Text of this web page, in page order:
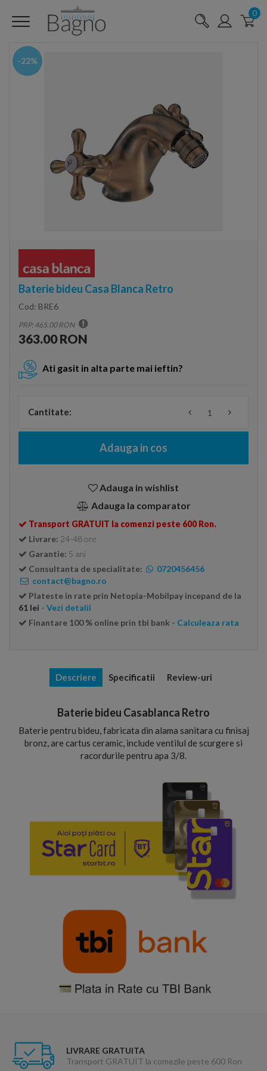
0
-22%
Baterie bideu Casa Blanca Retro
Cod: BRE6
PRP: 465.00 RON
363.00 RON
Ati gasit in alta parte mai ieftin?
Cantitate:
Adauga in cos
Adauga in wishlist
Adauga la comparator
Transport GRATUIT la comenzi peste 600 Ron.
Livrare: 24-48 ore
Garantie: 5 ani
Consultanta de specialitate:
0720456456
contact@bagno.ro
Plateste in rate prin Netopia-Mobilpay incepand de la
61 lei - Vezi detalii
Finantare 100 % online prin tbi bank - Calculeaza rata
Descriere Specificatii Review-uri
Baterie bideu Casablanca Retro
Baterie pentru bideu, fabricata din alama sanitara cu finisaj
bronz, are cartus ceramic, include ventilul de scurgere si
racordurile pentru apa 3/8.
LIVRARE GRATUITA
Transport GRATUIT la comezile peste 600 Ron